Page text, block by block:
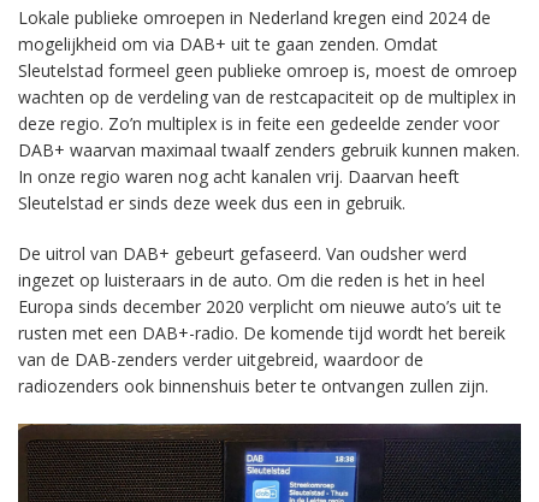
Lokale publieke omroepen in Nederland kregen eind 2024 de
mogelijkheid om via DAB+ uit te gaan zenden. Omdat
Sleutelstad formeel geen publieke omroep is, moest de omroep
wachten op de verdeling van de restcapaciteit op de multiplex in
deze regio. Zo’n multiplex is in feite een gedeelde zender voor
DAB+ waarvan maximaal twaalf zenders gebruik kunnen maken.
In onze regio waren nog acht kanalen vrij. Daarvan heeft
Sleutelstad er sinds deze week dus een in gebruik.
De uitrol van DAB+ gebeurt gefaseerd. Van oudsher werd
ingezet op luisteraars in de auto. Om die reden is het in heel
Europa sinds december 2020 verplicht om nieuwe auto’s uit te
rusten met een DAB+-radio. De komende tijd wordt het bereik
van de DAB-zenders verder uitgebreid, waardoor de
radiozenders ook binnenshuis beter te ontvangen zullen zijn.